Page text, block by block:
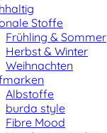
Stoffe
Frühling & Sommer
Herbst & Winter
Weihnachten
Albstoffe
burda style
Fibre Mood